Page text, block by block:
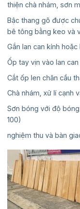
thiện chà nhám, sơn
Bậc thang gõ được
bê tông bằng keo và
Gắn lan can kính
Ốp tay vịn vào lan can
Cắt ốp len chân cầu
Chà nhám, xử lí cạnh
Sơn bóng với độ
100)
nghiệm thu và bàn